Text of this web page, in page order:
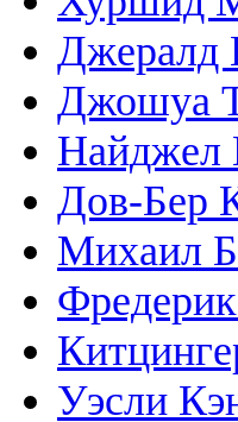
Джералд
Джошуа
Найджел
Дов-Бер
Михаил
Уэсли